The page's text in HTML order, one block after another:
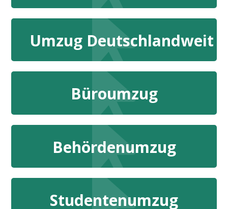
Umzug Deutschlandweit
Büroumzug
Behördenumzug
Studentenumzug